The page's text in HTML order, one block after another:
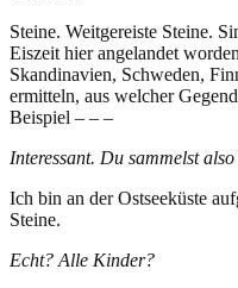
Steine. Weitgereiste Steine.
Eiszeit hier angelandet
Skandinavien, Schweden,
ermitteln, aus welcher
Beispiel – – –
Interessant. Du sammelst
Ich bin an der Ostseeküste
Steine.
Echt? Alle Kinder?